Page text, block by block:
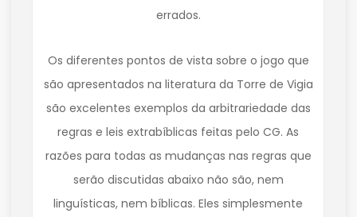
errados.
Os diferentes pontos de vista sobre o jogo que
são apresentados na literatura da Torre de Vigia
são excelentes exemplos da arbitrariedade das
regras e leis extrabíblicas feitas pelo CG. As
razões para todas as mudanças nas regras que
serão discutidas abaixo não são, nem
linguísticas, nem bíblicas. Eles simplesmente